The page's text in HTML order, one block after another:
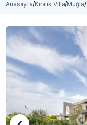
Anasayfa/Kiralık Villa/Muğla/